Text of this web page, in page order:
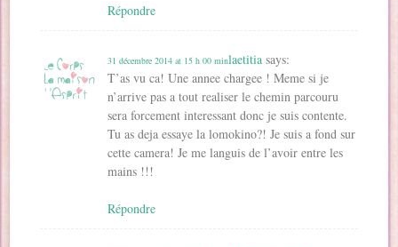
Répondre
laetitia says:
31 décembre 2014 at 15 h 00 min
T’as vu ca! Une annee chargee ! Meme si je
n’arrive pas a tout realiser le chemin parcouru
sera forcement interessant donc je suis contente.
Tu as deja essaye la lomokino?! Je suis a fond sur
cette camera! Je me languis de l’avoir entre les
mains !!!
Répondre